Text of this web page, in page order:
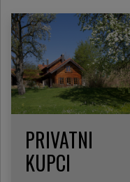
PRIVATNI
KUPCI